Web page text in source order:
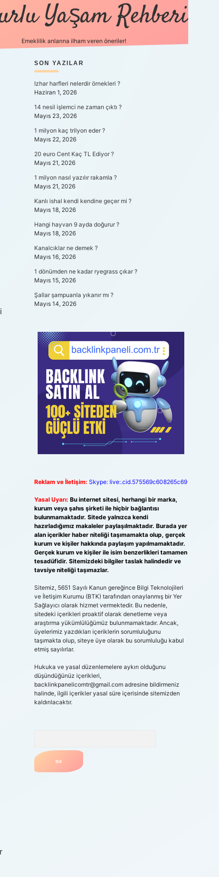
Yaşam Rehberi
Emeklilik anlarına ilham veren öneriler!
SIDEBAR
SON YAZILAR
Izhar harfleri nelerdir örnekleri ?
Haziran 1, 2026
14 nesil işlemci ne zaman çıktı ?
Mayıs 23, 2026
1 milyon kaç trilyon eder ?
Mayıs 22, 2026
20 euro Cent Kaç TL Ediyor ?
Mayıs 21, 2026
1 milyon nasıl yazılır rakamla ?
Mayıs 21, 2026
Kanlı ishal kendi kendine geçer mi ?
Mayıs 18, 2026
Hangi hayvan 9 ayda doğurur ?
Mayıs 18, 2026
Kanalcıklar ne demek ?
Mayıs 16, 2026
1 dönümden ne kadar ryegrass çıkar ?
Mayıs 15, 2026
Şallar şampuanla yıkanır mı ?
Mayıs 14, 2026
Reklam ve İletişim: Skype: live:.cid.575569c608265c69
Yasal Uyarı: Bu internet sitesi, herhangi bir marka,
kurum veya şahıs şirketi ile hiçbir bağlantısı
bulunmamaktadır. Sitede yalnızca kendi
hazırladığımız makaleler paylaşılmaktadır. Burada yer
alan içerikler haber niteliği taşımamakta olup, gerçek
kurum ve kişiler hakkında paylaşım yapılmamaktadır.
Gerçek kurum ve kişiler ile isim benzerlikleri tamamen
tesadüfidir. Sitemizdeki bilgiler taslak halindedir ve
tavsiye niteliği taşımazlar.
Sitemiz, 5651 Sayılı Kanun gereğince Bilgi Teknolojileri
ve İletişim Kurumu (BTK) tarafından onaylanmış bir Yer
Sağlayıcı olarak hizmet vermektedir. Bu nedenle,
sitedeki içerikleri proaktif olarak denetleme veya
araştırma yükümlülüğümüz bulunmamaktadır. Ancak,
üyelerimiz yazdıkları içeriklerin sorumluluğunu
taşımakta olup, siteye üye olarak bu sorumluluğu kabul
etmiş sayılırlar.
Hukuka ve yasal düzenlemelere aykırı olduğunu
düşündüğünüz içerikleri,
backlinkpanelicomtr@gmail.comadresine bildirmeniz
halinde, ilgili içerikler yasal süre içerisinde sitemizden
kaldırılacaktır.
betci.co/vdcasino